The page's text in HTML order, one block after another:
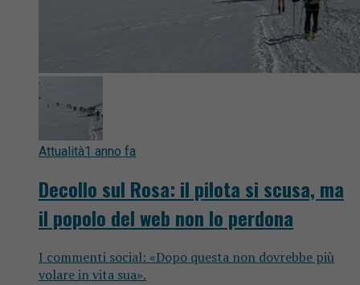
Attualità1 anno fa
Decollo sul Rosa: il pilota si scusa, ma
il popolo del web non lo perdona
I commenti social: «Dopo questa non dovrebbe più
volare in vita sua».